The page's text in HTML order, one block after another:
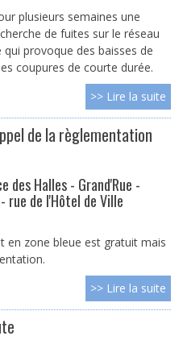
plusieurs semaines une
de fuites sur le réseau
provoque des baisses de
coupures de courte durée.
>> Lire la suite
de la règlementation
des Halles - Grand'Rue -
rue de l'Hôtel de Ville
en zone bleue est gratuit mais
>> Lire la suite